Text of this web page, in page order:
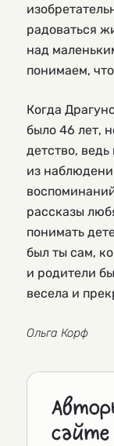
радоваться
над
понимаем,
Когда
было 46 лет,
детство,
из
рассказы
понимать
был ты сам,
и родители
весела и
Ольга Корф